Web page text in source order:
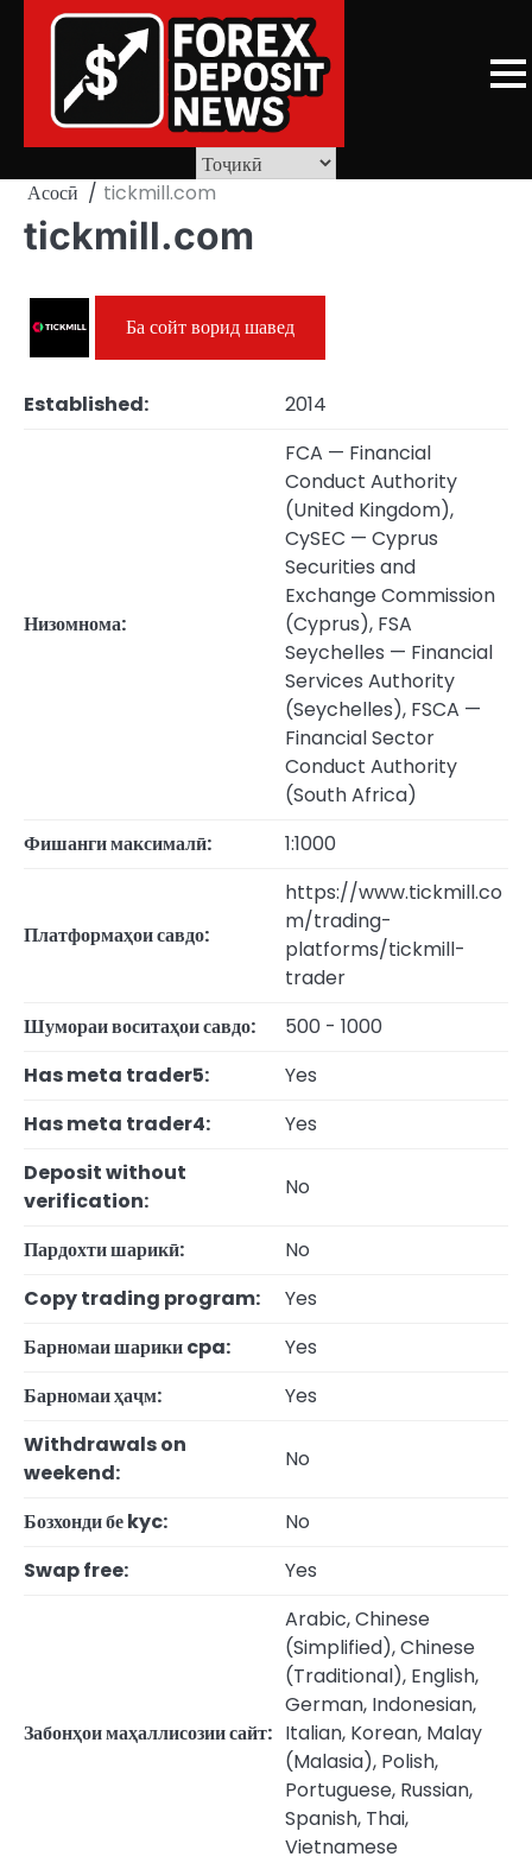
Асосӣ tickmill.com
tickmill.com
Ба сойт ворид шавед
Established: 2014
Низомнома:
FCA — Financial
Conduct Authority
(United Kingdom),
CySEC — Cyprus
Securities and
Exchange Commission
(Cyprus), FSA
Seychelles — Financial
Services Authority
(Seychelles), FSCA —
Financial Sector
Conduct Authority
(South Africa)
Фишанги максималӣ:
1:1000
Платформаҳои савдо:
https://www.tickmill.co
m/trading-
platforms/tickmill-
trader
Шумораи воситаҳои савдо:
500 - 1000
Has meta trader5:
Yes
Has meta trader4:
Yes
Deposit without
verification:
No
Пардохти шарикӣ:
No
Copy trading program:
Yes
Барномаи шарики cpa:
Yes
Барномаи ҳаҷм:
Yes
Withdrawals on
weekend:
No
Бозхонди бе kyc:
No
Swap free:
Yes
Забонҳои маҳаллисозии сайт:
Arabic, Chinese
(Simplified), Chinese
(Traditional), English,
German, Indonesian,
Italian, Korean, Malay
(Malasia), Polish,
Portuguese, Russian,
Spanish, Thai,
Vietnamese